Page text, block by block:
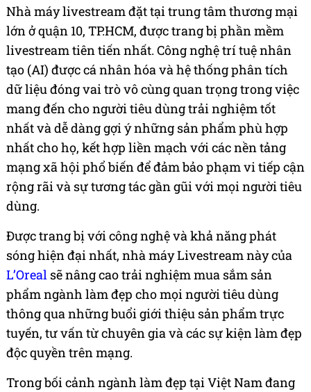
Nhà máy livestream đặt tại trung tâm thương mại
lớn ở quận 10, TP.HCM, được trang bị phần mềm
livestream tiên tiến nhất. Công nghệ trí tuệ nhân
tạo (AI) được cá nhân hóa và hệ thống phân tích
dữ liệu đóng vai trò vô cùng quan trọng trong việc
mang đến cho người tiêu dùng trải nghiệm tốt
nhất và dễ dàng gợi ý những sản phẩm phù hợp
nhất cho họ, kết hợp liền mạch với các nền tảng
mạng xã hội phổ biến để đảm bảo phạm vi tiếp cận
rộng rãi và sự tương tác gần gũi với mọi người tiêu
dùng.
Được trang bị với công nghệ và khả năng phát
sóng hiện đại nhất, nhà máy Livestream này của
L’Oreal sẽ nâng cao trải nghiệm mua sắm sản
phẩm ngành làm đẹp cho mọi người tiêu dùng
thông qua những buổi giới thiệu sản phẩm trực
tuyến, tư vấn từ chuyên gia và các sự kiện làm đẹp
độc quyền trên mạng.
Trong bối cảnh ngành làm đẹp tại Việt Nam đang